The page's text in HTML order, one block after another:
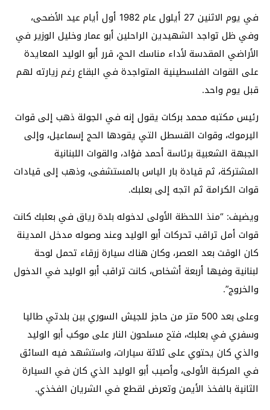
في يوم الاثنين 27 أيلول عام 1982 أول أيام عيد الأضحى،
وفي ظل تواجد الشهيدين الراحلين أبو عمار وخليل الوزير في
الأراضي المقدسة لأداء مناسك الحج، قرر أبو الوليد المعايدة
على القوات الفلسطينية المتواجدة في البقاع رغم زيارته لهم
قبل يوم واحد.
رئيس مكتبه محمد بركات يقول إنه في الجولة ذهب إلى قوات
اليرموك، وقوات القسطل التي يقودها الحج إسماعيل، وإلى
الجبهة الشعبية برئاسة أحمد فؤاد، والقوات اللبنانية
المشتركة، ثم قيادة بار الياس بالمستشفى، وذهب إلى قيادات
قوات الكرامة ثم اتجه إلى بعلبك.
ويضيف: “منذ اللحظة الأولى لدخوله بلدة رياق في بعلبك كانت
قوات أمل تراقب تحركات أبو الوليد وعند وصوله مدخل المدينة
كان الوقت بعد العصر، وكان هناك سيارة زرقاء تحمل لوحة
لبنانية وفيها أربعة أشخاص، كانت تراقب أبو الوليد في الدخول
والخروج”.
وعلى بعد 500 متر من حاجز للجيش السوري بين بلدتي طاليا
وسفري في بعلبك، فتح مسلحون النار على موكب أبو الوليد
والذي كان يحتوي على ثلاثة سيارات، واستشهد فيه السائق
في المركبة الأولى، وأصيب أبو الوليد الذي كان في السيارة
الثانية بالفخذ الأيمن وتعرض لقطع في الشريان الفخذي.